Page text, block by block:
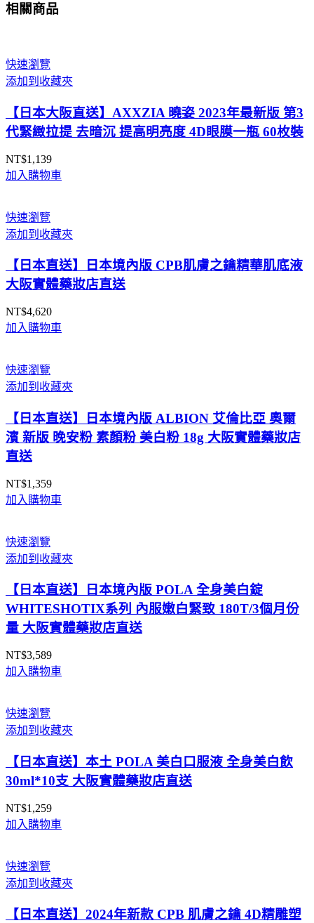
相關商品
快速瀏覽
添加到收藏夾
【日本大阪直送】AXXZIA 曉姿 2023年最新版 第3
代緊緻拉提 去暗沉 提高明亮度 4D眼膜一瓶 60枚裝
NT$1,139
加入購物車
快速瀏覽
添加到收藏夾
【日本直送】日本境內版 CPB肌膚之鑰精華肌底液
大阪實體藥妝店直送
NT$4,620
加入購物車
快速瀏覽
添加到收藏夾
【日本直送】日本境內版 ALBION 艾倫比亞 奧爾
濱 新版 晚安粉 素顏粉 美白粉 18g 大阪實體藥妝店
直送
NT$1,359
加入購物車
快速瀏覽
添加到收藏夾
【日本直送】日本境內版 POLA 全身美白錠
WHITESHOTIX系列 內服嫩白緊致 180T/3個月份
量 大阪實體藥妝店直送
NT$3,589
加入購物車
快速瀏覽
添加到收藏夾
【日本直送】本土 POLA 美白口服液 全身美白飲
30ml*10支 大阪實體藥妝店直送
NT$1,259
加入購物車
快速瀏覽
添加到收藏夾
【日本直送】2024年新款 CPB 肌膚之鑰 4D精雕塑